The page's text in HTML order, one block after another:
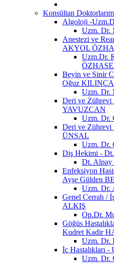
Konsültan
Algoloji -
Uzm. Dr.
Anestezi ve
AKYOL
Uzm.Dr.
Beyin ve Sinir
Oğuz
Uzm. Dr.
Deri ve Zührevi
YAVUZCAN
Uzm. Dr.
Deri ve Zührevi
ÜNSAL
Uzm. Dr.
Diş Hekimi -
Dt.
Enfeksiyon
Ayşe Gülden
Uzm. Dr.
Genel Cerrah /
ALKIŞ
Op.Dr.
Göğüs
Kudret Kadir
Uzm. Dr.
İç Hastalıkları
Uzm. Dr.